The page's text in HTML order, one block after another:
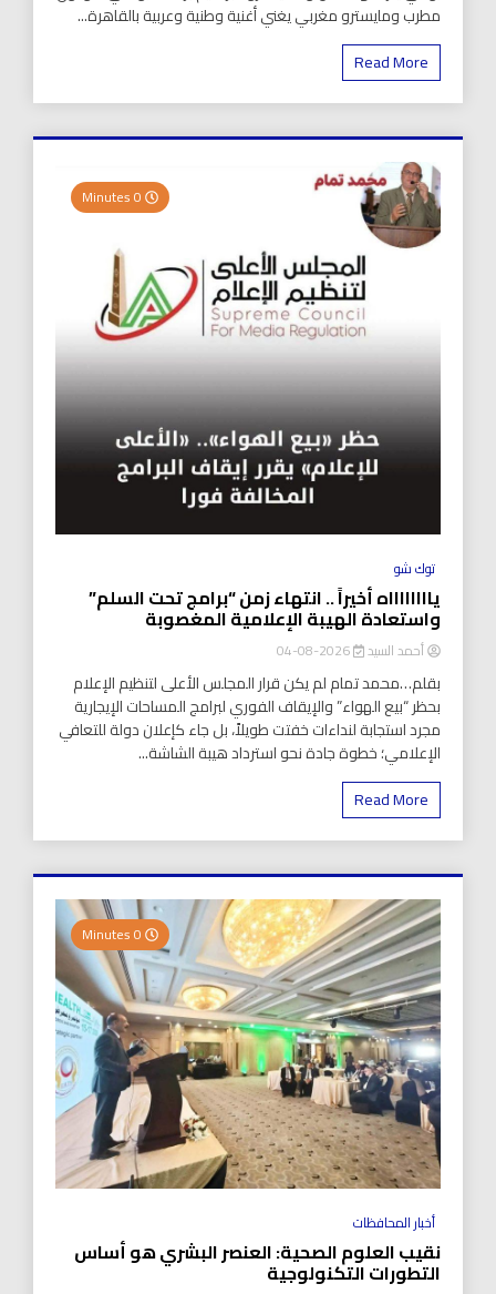
مطرب ومايسترو مغربي يغني أغنية وطنية وعربية بالقاهرة...
Read More
توك شو
يااااااااه أخيراً .. انتهاء زمن “برامج تحت السلم”
واستعادة الهيبة الإعلامية المغصوبة
أحمد السيد 2026-08-04
بقلم…محمد تمام لم يكن قرار المجلس الأعلى لتنظيم الإعلام
بحظر “بيع الهواء” والإيقاف الفوري لبرامج المساحات الإيجارية
مجرد استجابة لنداءات خفتت طويلاً، بل جاء كإعلان دولة للتعافي
الإعلامي؛ خطوة جادة نحو استرداد هيبة الشاشة...
Read More
أخبار المحافظات
نقيب العلوم الصحية: العنصر البشري هو أساس
التطورات التكنولوجية